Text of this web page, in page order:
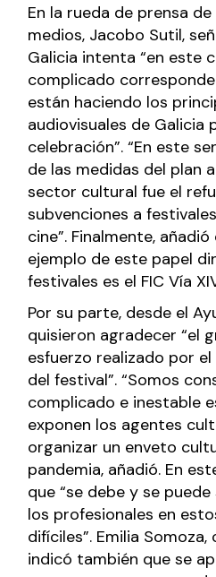
En la rueda de prensa
medios, Jacobo Sutil,
Galicia intenta “en este
complicado
están haciendo los
audiovisuales de Galicia
celebración”. “En este
de las medidas del plan
sector cultural fue el
subvenciones a
cine”. Finalmente, añadió
ejemplo de este papel
festivales es el FIC Vía
Por su parte, desde el
quisieron agradecer “el
esfuerzo realizado por
del festival”. “Somos
complicado e inestable
exponen los agentes
organizar un enveto
pandemia, añadió. En
que “se debe y se
los profesionales en
difíciles”. Emilia
indicó también que se